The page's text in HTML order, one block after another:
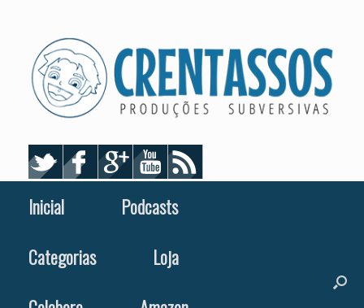
Inicial
Podcasts
Categorias
Loja